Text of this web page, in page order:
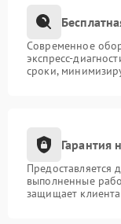
Современное
экспресс-
сроки,
Гарантия
Предоставляется
выполненные
защищает